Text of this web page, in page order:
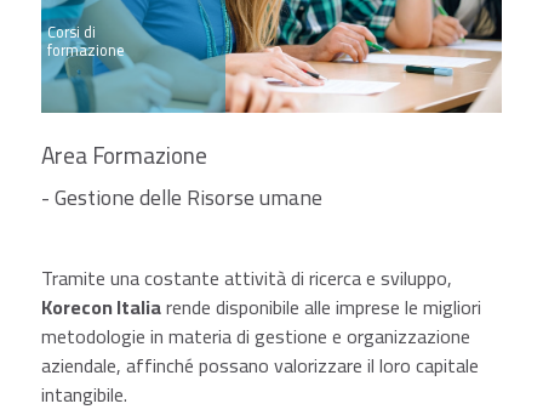
Corsi di
formazione
Area Formazione
- Gestione delle Risorse umane
Tramite una costante attività di ricerca e sviluppo,
Korecon Italiarende disponibile alle imprese le migliori
metodologie in materia di gestione e organizzazione
aziendale, affinché possano valorizzare il loro capitale
intangibile.